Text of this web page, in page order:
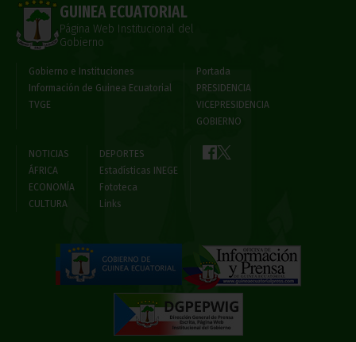
GUINEA ECUATORIAL
Página Web Institucional del
Gobierno
Gobierno e Instituciones
Información de Guinea Ecuatorial
TVGE
Portada
PRESIDENCIA
VICEPRESIDENCIA
GOBIERNO
NOTICIAS
ÁFRICA
ECONOMÍA
CULTURA
DEPORTES
Estadísticas INEGE
Fototeca
Links